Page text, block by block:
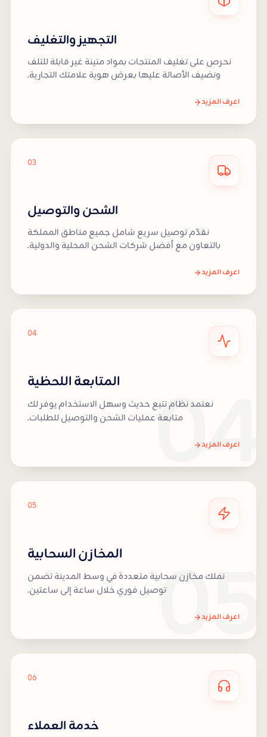
التجهيز والتغليف
نحرص على تغليف المنتجات بمواد متينة غير قابلة للتلف
ونضيف الأصالة عليها بعرض هوية علامتك التجارية.
اعرف المزيد
03
الشحن والتوصيل
نقدّم توصيل سريع شامل جميع مناطق المملكة
بالتعاون مع أفضل شركات الشحن المحلية والدولية.
اعرف المزيد
04
04
المتابعة اللحظية
نعتمد نظام تتبع حديث وسهل الاستخدام يوفر لك
متابعة عمليات الشحن والتوصيل للطلبات.
اعرف المزيد
05
05
المخازن السحابية
نملك مخازن سحابية متعددة في وسط المدينة تضمن
توصيل فوري خلال ساعة إلى ساعتين.
اعرف المزيد
06
خدمة العملاء